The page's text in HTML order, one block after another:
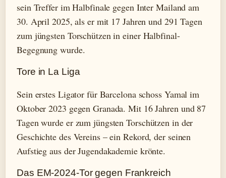
sein Treffer im Halbfinale gegen Inter Mailand am
30. April 2025, als er mit 17 Jahren und 291 Tagen
zum jüngsten Torschützen in einer Halbfinal-
Begegnung wurde.
Tore in La Liga
Sein erstes Ligator für Barcelona schoss Yamal im
Oktober 2023 gegen Granada. Mit 16 Jahren und 87
Tagen wurde er zum jüngsten Torschützen in der
Geschichte des Vereins – ein Rekord, der seinen
Aufstieg aus der Jugendakademie krönte.
Das EM-2024-Tor gegen Frankreich